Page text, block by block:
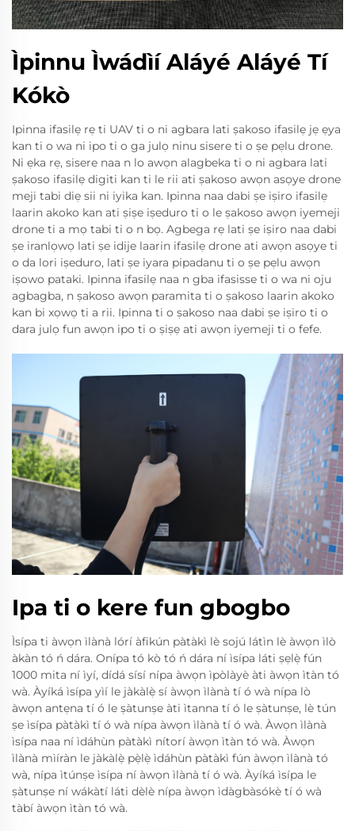
Ìpinnu Ìwádìí Aláyé Aláyé Tí
Kókò
Ipinna ifasilẹ rẹ ti UAV ti o ni agbara lati ṣakoso ifasilẹ jẹ ẹya
kan ti o wa ni ipo ti o ga julọ ninu sisere ti o ṣe pẹlu drone.
Ni ẹka rẹ, sisere naa n lo awọn alagbeka ti o ni agbara lati
ṣakoso ifasilẹ digiti kan ti le rii ati ṣakoso awọn asọye drone
meji tabi diẹ sii ni iyika kan. Ipinna naa dabi ṣe iṣiro ifasilẹ
laarin akoko kan ati ṣiṣe iṣeduro ti o le ṣakoso awọn iyemeji
drone ti a mọ tabi ti o n bọ. Agbega rẹ lati ṣe iṣiro naa dabi
ṣe iranlọwọ lati ṣe idije laarin ifasilẹ drone ati awọn asọye ti
o da lori iṣeduro, lati ṣe iyara pipadanu ti o ṣe pẹlu awọn
iṣowo pataki. Ipinna ifasilẹ naa n gba ifasisse ti o wa ni oju
agbagba, n ṣakoso awọn paramita ti o ṣakoso laarin akoko
kan bi xọwọ ti a rii. Ipinna ti o ṣakoso naa dabi ṣe iṣiro ti o
dara julọ fun awọn ipo ti o ṣiṣẹ ati awọn iyemeji ti o fefe.
Ipa ti o kere fun gbogbo
Ìsípa ti àwọn ìlànà lórí àfikún pàtàkì lè sojú látìn lè àwọn ìlò
àkàn tó ń dára. Onípa tó kò tó ń dára ní ìsípa láti ṣẹlẹ̀ fún
1000 mita ní ìyí, dídá sísí nípa àwọn ìpòlàyè àti àwọn ìtàn tó
wà. Àyíká ìsípa yìí le jàkàlẹ̀ sí àwọn ìlànà tí ó wà nípa lò
àwọn antẹna tí ó le ṣàtunṣe àti ìtanna tí ó le ṣàtunṣe, lè tún
ṣe ìsípa pàtàkì tí ó wà nípa àwọn ìlànà tí ó wà. Àwọn ìlànà
ìsípa naa ní ìdáhùn pàtàkì nítorí àwọn ìtàn tó wà. Àwọn
ìlànà mìíràn le jàkàlẹ̀ pẹ̀lẹ̀ ìdáhùn pàtàkì fún àwọn ìlànà tó
wà, nípa ìtúnṣe ìsípa ní àwọn ìlànà tí ó wà. Àyíká ìsípa le
ṣàtunṣe ní wákàtí láti dèlè nípa àwọn ìdàgbàsókè tí ó wà
tàbí àwọn ìtàn tó wà.